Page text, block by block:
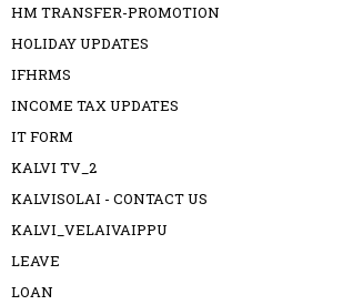
HM TRANSFER-PROMOTION
HOLIDAY UPDATES
IFHRMS
INCOME TAX UPDATES
IT FORM
KALVI TV_2
KALVISOLAI - CONTACT US
KALVI_VELAIVAIPPU
LEAVE
LOAN